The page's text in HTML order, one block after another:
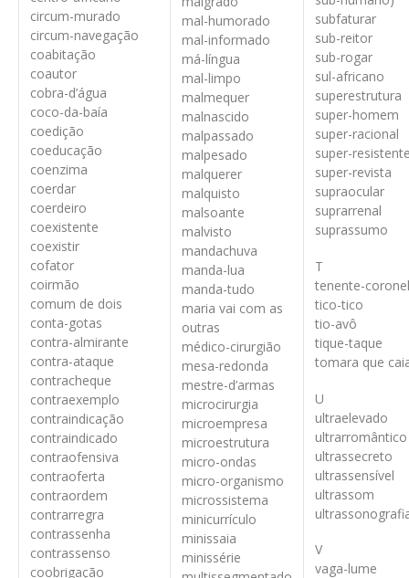
circum-murado
circum-navegação
coabitação
coautor
cobra-d’água
coco-da-baía
coedição
coeducação
coenzima
coerdar
coerdeiro
coexistente
coexistir
cofator
coirmão
comum de dois
conta-gotas
contra-almirante
contra-ataque
contracheque
contraexemplo
contraindicação
contraindicado
contraofensiva
contraoferta
contraordem
contrarregra
contrassenha
contrassenso
coobrigação
mal-humorado
mal-informado
má-língua
mal-limpo
malmequer
malnascido
malpassado
malpesado
malquerer
malquisto
malsoante
malvisto
mandachuva
manda-lua
manda-tudo
maria vai com as
outras
médico-cirurgião
mesa-redonda
mestre-d’armas
microcirurgia
microempresa
microestrutura
micro-ondas
micro-organismo
microssistema
minicurrículo
minissaia
minissérie
subfaturar
sub-reitor
sub-rogar
sul-africano
superestrutura
super-homem
super-racional
super-
super-revista
supraocular
suprarrenal
suprassumo
T
tenente-coronel
tico-tico
tio-avô
tique-taque
tomara que
U
ultraelevado
ultrarromântico
ultrassecreto
ultrassensível
ultrassom
V
vaga-lume